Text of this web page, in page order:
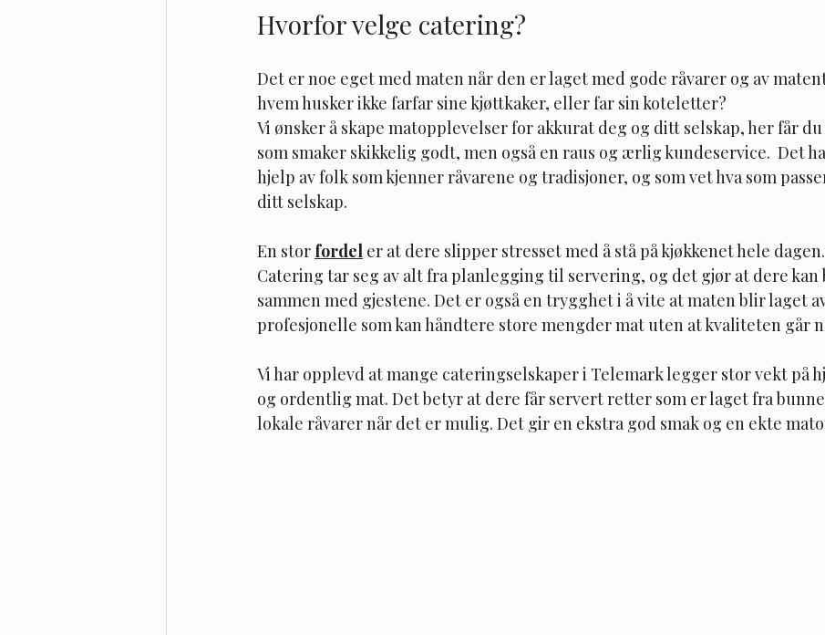
Hvorfor velge catering?
Det er noe eget med maten når den er laget med gode råvarer og av
hvem husker ikke farfar sine kjøttkaker, eller far sin koteletter?
Vi ønsker å skape matopplevelser for akkurat deg og ditt selskap, her får
som smaker skikkelig godt, men også en raus og ærlig kundeservice.  Det
hjelp av folk som kjenner råvarene og tradisjoner, og som vet hva som
ditt selskap.
En stor fordel er at dere slipper stresset med å stå på kjøkkenet hele
Catering tar seg av alt fra planlegging til servering, og det gjør at dere kan
sammen med gjestene. Det er også en trygghet i å vite at maten blir laget
profesjonelle som kan håndtere store mengder mat uten at kvaliteten går
Vi har opplevd at mange cateringselskaper i Telemark legger stor vekt på
og ordentlig mat. Det betyr at dere får servert retter som er laget fra
lokale råvarer når det er mulig. Det gir en ekstra god smak og en ekte